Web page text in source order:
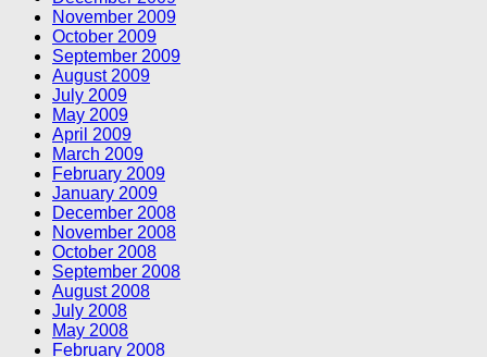
November 2009
October 2009
September 2009
August 2009
July 2009
May 2009
April 2009
March 2009
February 2009
January 2009
December 2008
November 2008
October 2008
September 2008
August 2008
July 2008
May 2008
February 2008